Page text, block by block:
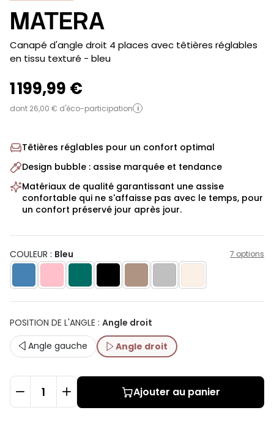
MATERA
-
Canapé d'angle droit 4 places avec têtières réglables
en tissu texturé - bleu
1 199,99 €
dont 26,00 € d'éco-participation i
Têtières réglables pour un confort optimal
Design bubble : assise marquée et tendance
Matériaux de qualité garantissant une assise
confortable qui ne s'affaisse pas avec le temps, pour
un confort préservé jour après jour.
COULEUR : Bleu 7 options
POSITION DE L'ANGLE : Angle droit
Angle gauche
Angle droit
Ajouter au panier